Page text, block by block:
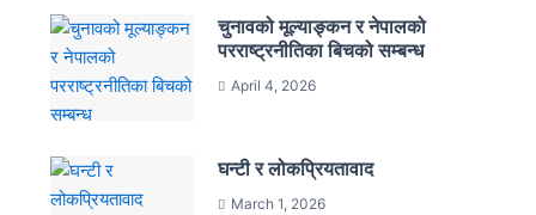
चुनावको मूल्याङ्कन र नेपालको
परराष्ट्रनीतिका बिचको सम्बन्ध
April 4, 2026
घन्टी र लोकप्रियतावाद
March 1, 2026